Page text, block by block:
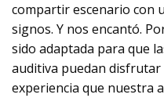
compartir escenario con
signos. Y nos encantó.
sido adaptada para que
auditiva puedan disfrutar
experiencia que nuestra